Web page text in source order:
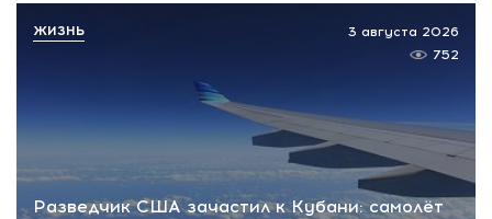
Разведчик США зачастил к Кубани: самолёт
3 августа 2026
752
ЖИЗНЬ